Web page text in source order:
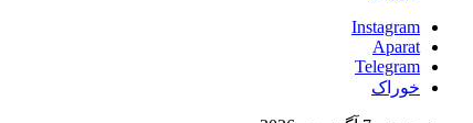
Instagram
Aparat
Telegram
خوراک